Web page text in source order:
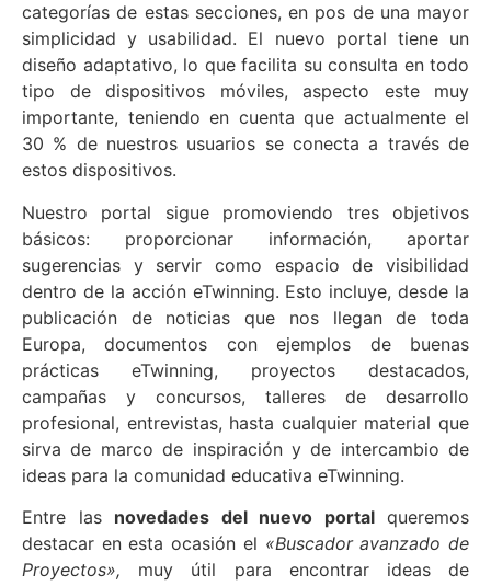
categorías de estas secciones, en pos de una mayor
simplicidad y usabilidad. El nuevo portal tiene un
diseño adaptativo, lo que facilita su consulta en todo
tipo de dispositivos móviles, aspecto este muy
importante, teniendo en cuenta que actualmente el
30 % de nuestros usuarios se conecta a través de
estos dispositivos.
Nuestro portal sigue promoviendo tres objetivos
básicos: proporcionar información, aportar
sugerencias y servir como espacio de visibilidad
dentro de la acción eTwinning. Esto incluye, desde la
publicación de noticias que nos llegan de toda
Europa, documentos con ejemplos de buenas
prácticas eTwinning, proyectos destacados,
campañas y concursos, talleres de desarrollo
profesional, entrevistas, hasta cualquier material que
sirva de marco de inspiración y de intercambio de
ideas para la comunidad educativa eTwinning.
Entre las novedades del nuevo portalqueremos
destacar en esta ocasión el «Buscador avanzado de
Proyectos», muy útil para encontrar ideas de